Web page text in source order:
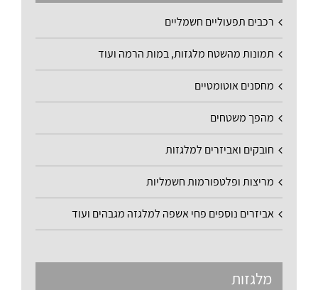
רכבים תפעוליים חשמליים
תמונות מהשטח מלגזות, במות הרמה ועוד
מחסנים אוטומטיים
מהפך משטחים
חובקים ואביזרים למלגזות
מריצות ופלטפורמות חשמליות
אביזרים נוספים פחי אשפה למלגזה מגבהים ועוד
מלגזות